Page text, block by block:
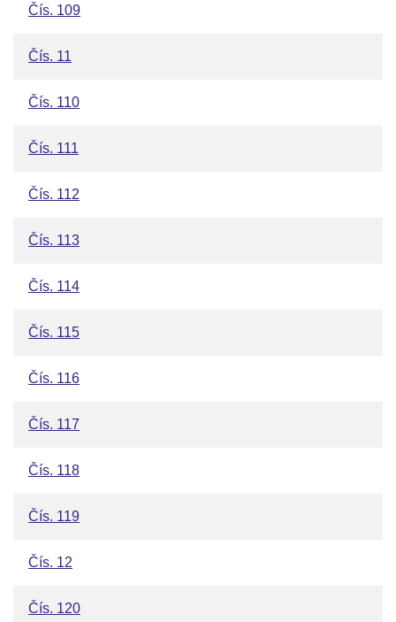
Čís. 109
Čís. 11
Čís. 110
Čís. 111
Čís. 112
Čís. 113
Čís. 114
Čís. 115
Čís. 116
Čís. 117
Čís. 118
Čís. 119
Čís. 12
Čís. 120